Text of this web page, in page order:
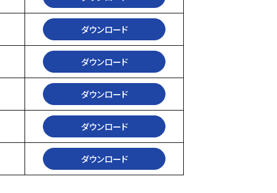
ダウンロード
ダウンロード
ダウンロード
ダウンロード
ダウンロード